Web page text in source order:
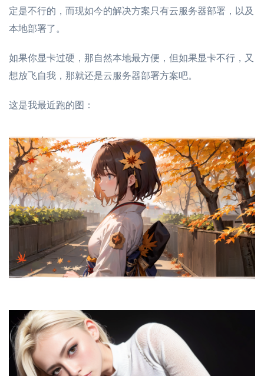
定是不行的，而现如今的解决方案只有云服务器部署，以及
本地部署了。
如果你显卡过硬，那自然本地最方便，但如果显卡不行，又
想放飞自我，那就还是云服务器部署方案吧。
这是我最近跑的图：